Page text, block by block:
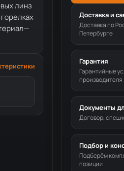
линз
Доставка и
Доставка по
Петербурге
Гарантия
Гарантийные
производителя
Документы
Договор,
Подбор и
Подберём
позиции